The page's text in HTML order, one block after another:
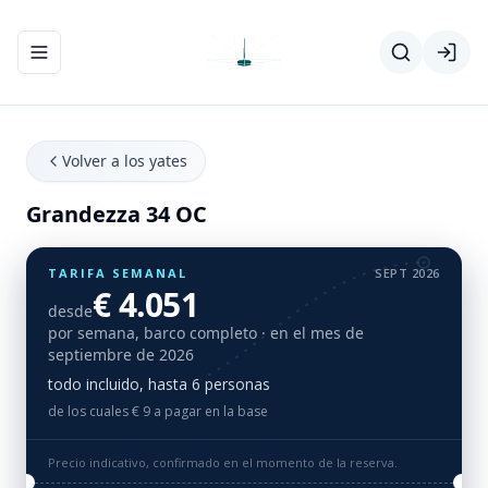
Abrir/cerrar el menú de navegación
Volver a los yates
Grandezza 34 OC
TARIFA SEMANAL SEPT 2026
desde€ 4.051
por semana, barco completo · en el mes de
septiembre de 2026
todo incluido, hasta 6 personas
de los cuales € 9 a pagar en la base
Precio indicativo, confirmado en el momento de la reserva.